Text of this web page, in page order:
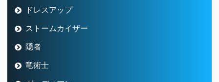
ドレスアップ
ストームカイザー
隠者
竜術士